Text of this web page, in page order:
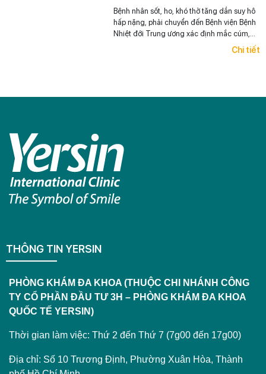
Bệnh nhân sốt, ho, khó thở tăng dần suy hô
hấp nặng, phải chuyển đến Bệnh viện Bệnh
Nhiệt đới Trung ương xác định mắc cúm,
Chi tiết
THÔNG TIN YERSIN
PHÒNG KHÁM ĐA KHOA (THUỘC CHI NHÁNH CÔNG
TY CỔ PHẦN ĐẦU TƯ 3H – PHÒNG KHÁM ĐA KHOA
QUỐC TẾ YERSIN)
Thời gian làm việc: Thứ 2 đến Thứ 7 (7g00 đến 17g00)
Địa chỉ: Số 10 Trương Định, Phường Xuân Hòa, Thành